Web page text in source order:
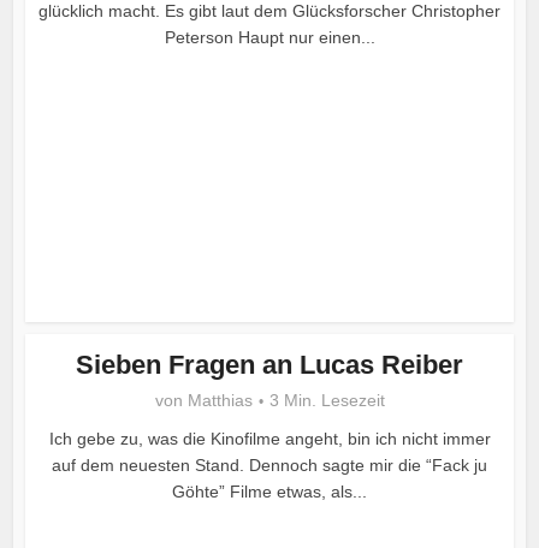
glücklich macht. Es gibt laut dem Glücksforscher Christopher
Peterson Haupt nur einen...
Sieben Fragen an Lucas Reiber
von Matthias
3 Min. Lesezeit
Ich gebe zu, was die Kinofilme angeht, bin ich nicht immer
auf dem neuesten Stand. Dennoch sagte mir die “Fack ju
Göhte” Filme etwas, als...